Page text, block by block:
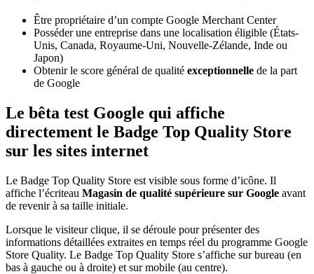
Être propriétaire d’un compte Google Merchant Center
Posséder une entreprise dans une localisation éligible (États-
Unis, Canada, Royaume-Uni, Nouvelle-Zélande, Inde ou
Japon)
Obtenir le score général de qualité exceptionnelle de la part
de Google
Le bêta test Google qui affiche
directement le Badge Top Quality Store
sur les sites internet
Le Badge Top Quality Store est visible sous forme d’icône. Il
affiche l’écriteau Magasin de qualité supérieure sur Google avant
de revenir à sa taille initiale.
Lorsque le visiteur clique, il se déroule pour présenter des
informations détaillées extraites en temps réel du programme Google
Store Quality. Le Badge Top Quality Store s’affiche sur bureau (en
bas à gauche ou à droite) et sur mobile (au centre).